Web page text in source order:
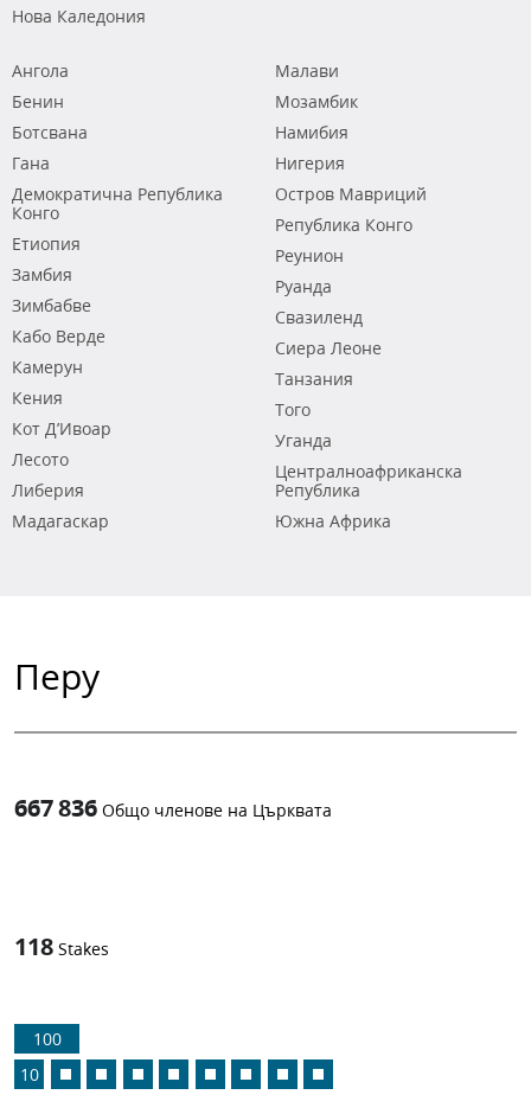
Нова Каледония
Ангола
Бенин
Ботсвана
Гана
Демократична Република
Конго
Етиопия
Замбия
Зимбабве
Кабо Верде
Камерун
Кения
Кот Д’Ивоар
Лесото
Либерия
Мадагаскар
Малави
Мозамбик
Намибия
Нигерия
Остров Мавриций
Република Конго
Реунион
Руанда
Свазиленд
Сиера Леоне
Танзания
Того
Уганда
Централноафриканска
Република
Южна Африка
Перу
667 836 Общо членове на Църквата
118 Stakes
100
10